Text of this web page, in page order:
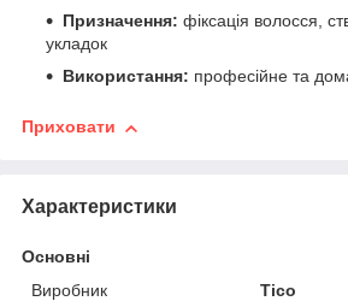
Призначення: фіксація волосся,
укладок
Використання: професійне та
Приховати
Характеристики
Основні
Виробник
Tico